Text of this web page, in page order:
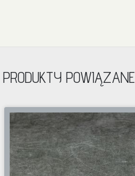
PRODUKTY POWIĄZANE